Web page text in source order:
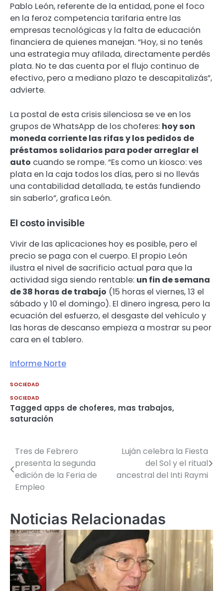
Pablo León, referente de la entidad, pone el foco
en la feroz competencia tarifaria entre las
empresas tecnológicas y la falta de educación
financiera de quienes manejan. “Hoy, si no tenés
una estrategia muy afilada, directamente perdés
plata. No te das cuenta por el flujo continuo de
efectivo, pero a mediano plazo te descapitalizás”,
advierte.
La postal de esta crisis silenciosa se ve en los
grupos de WhatsApp de los choferes: hoy son
moneda corriente las rifas y los pedidos de
préstamos solidarios para poder arreglar el
auto cuando se rompe. “Es como un kiosco: ves
plata en la caja todos los días, pero si no llevás
una contabilidad detallada, te estás fundiendo
sin saberlo”, grafica León.
El costo invisible
Vivir de las aplicaciones hoy es posible, pero el
precio se paga con el cuerpo. El propio León
ilustra el nivel de sacrificio actual para que la
actividad siga siendo rentable: un fin de semana
de 38 horas de trabajo (15 horas el viernes, 13 el
sábado y 10 el domingo). El dinero ingresa, pero la
ecuación del esfuerzo, el desgaste del vehículo y
las horas de descanso empieza a mostrar su peor
cara en el tablero.
Informe Norte
SOCIEDAD
SOCIEDAD
Tagged apps de choferes, mas trabajos,
saturación
Navegación
de
entradas
Tres de Febrero
presenta la segunda
edición de la Feria de
Empleo
Luján celebra la Fiesta
del Sol y el ritual
ancestral del Inti Raymi
Noticias Relacionadas